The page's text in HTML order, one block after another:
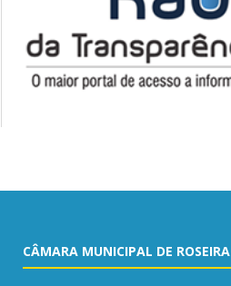
CÂMARA MUNICIPAL DE ROSEIRA